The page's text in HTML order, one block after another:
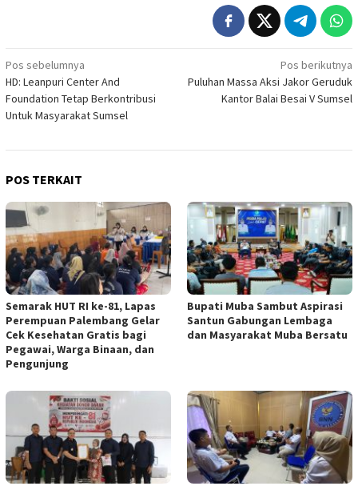
Navigasi
pos
Pos sebelumnya
HD: Leanpuri Center And
Foundation Tetap Berkontribusi
Untuk Masyarakat Sumsel
Pos berikutnya
Puluhan Massa Aksi Jakor Geruduk
Kantor Balai Besai V Sumsel
POS TERKAIT
Semarak HUT RI ke-81, Lapas
Perempuan Palembang Gelar
Cek Kesehatan Gratis bagi
Pegawai, Warga Binaan, dan
Pengunjung
Bupati Muba Sambut Aspirasi
Santun Gabungan Lembaga
dan Masyarakat Muba Bersatu